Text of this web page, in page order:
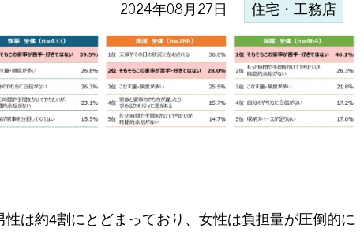
2024年08月27日 住宅・工務店
は約4割にとどまっており、女性は負担量が圧倒的に